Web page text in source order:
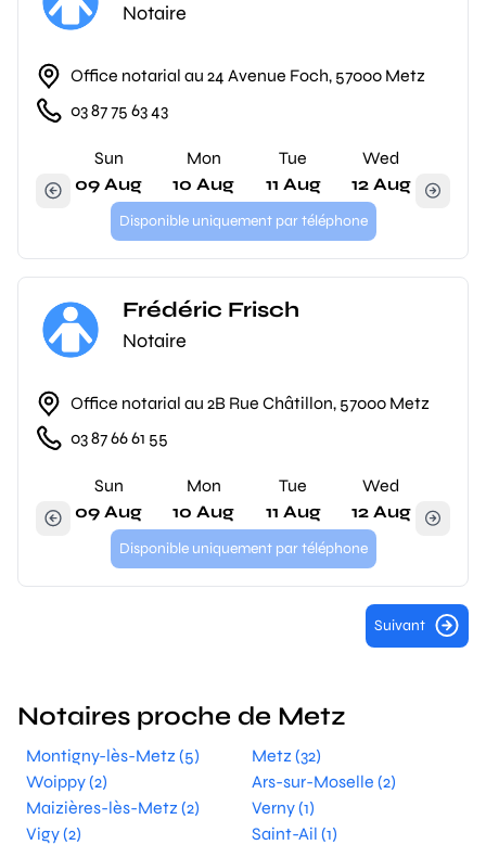
Notaire
Office notarial au 24 Avenue Foch, 57000 Metz
03 87 75 63 43
Sun
09 Aug
Mon
10 Aug
Tue
11 Aug
Wed
12 Aug
Disponible uniquement par téléphone
Frédéric Frisch
Notaire
Office notarial au 2B Rue Châtillon, 57000 Metz
03 87 66 61 55
Sun
09 Aug
Mon
10 Aug
Tue
11 Aug
Wed
12 Aug
Disponible uniquement par téléphone
Suivant
Notaires proche de Metz
Montigny-lès-Metz (5)
Metz (32)
Woippy (2)
Ars-sur-Moselle (2)
Maizières-lès-Metz (2)
Verny (1)
Vigy (2)
Saint-Ail (1)